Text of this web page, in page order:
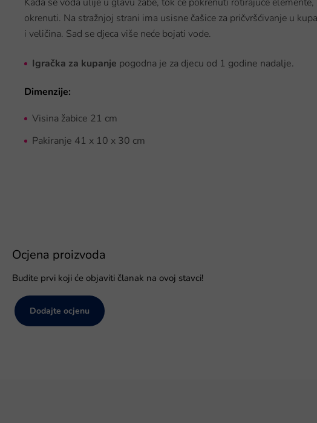
okrenuti. Na stražnjoj strani ima usisne čašice za pričvršćivanje u
i veličina. Sad se djeca više neće bojati vode.
Igračka za kupanje pogodna je za djecu od 1 godine nadalje.
Dimenzije:
Visina žabice 21 cm
Pakiranje 41 x 10 x 30 cm
Ocjena proizvoda
Budite prvi koji će objaviti članak na ovoj stavci!
Dodajte ocjenu